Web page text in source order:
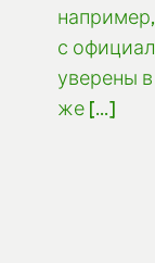
с
уверены
же […]